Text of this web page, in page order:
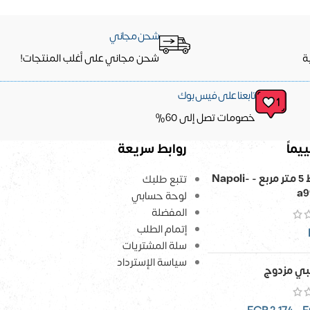
شحن مجاني
شحن مجاني على أغلب المنتجات!
تابعنا على فيس بوك
خصومات تصل إلى 60%
ورق حائط 5 متر مربع - Napoli-
مزدوج
روابط سريعة
تتبع طلبك
لوحة حسابي
المفضلة
إتمام الطلب
سلة المشتريات
سياسة الإسترداد